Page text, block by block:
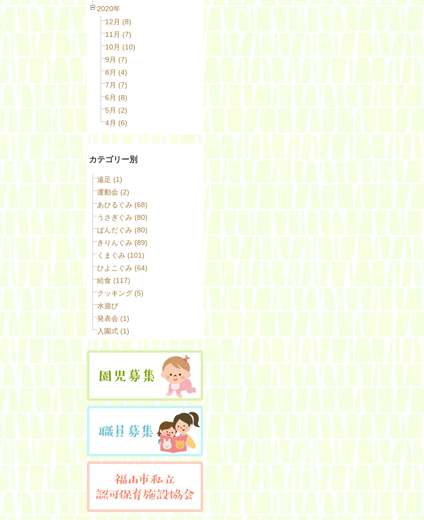
2020年
12月 (8)
11月 (7)
10月 (10)
9月 (7)
8月 (4)
7月 (7)
6月 (8)
5月 (2)
4月 (6)
カテゴリー別
遠足 (1)
運動会 (2)
あひるぐみ (68)
うさぎぐみ (80)
ぱんだぐみ (80)
きりんぐみ (89)
くまぐみ (101)
ひよこぐみ (64)
給食 (117)
クッキング (5)
水遊び
発表会 (1)
入園式 (1)